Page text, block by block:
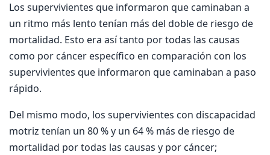
Los supervivientes que informaron que caminaban a
un ritmo más lento tenían más del doble de riesgo de
mortalidad. Esto era así tanto por todas las causas
como por cáncer específico en comparación con los
supervivientes que informaron que caminaban a paso
rápido.
Del mismo modo, los supervivientes con discapacidad
motriz tenían un 80 % y un 64 % más de riesgo de
mortalidad por todas las causas y por cáncer;